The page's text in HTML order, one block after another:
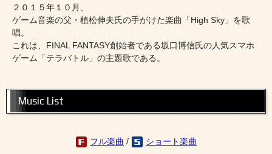
２０１５年１０月、
ゲーム音楽の父・植松伸夫氏の手がけた楽曲「High Sky」を歌
唱。
これは、FINAL FANTASY創始者である坂口博信氏の人気スマホ
ゲーム「テラバトル」の主題歌である。
Music List
フル楽曲 / ショート楽曲